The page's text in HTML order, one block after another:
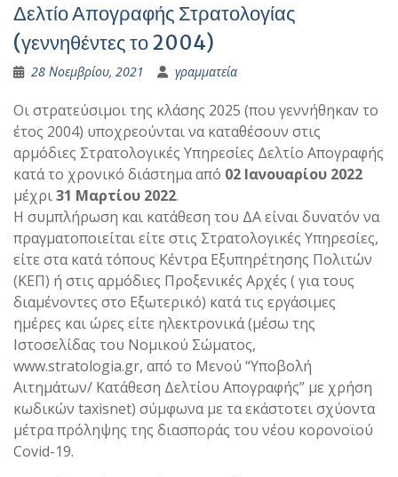
Δελτίο Απογραφής Στρατολογίας
(γεννηθέντες το 2004)
28 Νοεμβρίου, 2021 γραμματεία
Οι στρατεύσιμοι της κλάσης 2025 (που γεννήθηκαν το
έτος 2004) υποχρεούνται να καταθέσουν στις
αρμόδιες Στρατολογικές Υπηρεσίες Δελτίο Απογραφής
κατά το χρονικό διάστημα από 02 Ιανουαρίου 2022
μέχρι31 Μαρτίου 2022.
Η συμπλήρωση και κατάθεση του ΔΑ είναι δυνατόν να
πραγματοποιείται είτε στις Στρατολογικές Υπηρεσίες,
είτε στα κατά τόπους Κέντρα Εξυπηρέτησης Πολιτών
(ΚΕΠ) ή στις αρμόδιες Προξενικές Αρχές ( για τους
διαμένοντες στο Εξωτερικό) κατά τις εργάσιμες
ημέρες και ώρες είτε ηλεκτρονικά (μέσω της
Ιστοσελίδας του Νομικού Σώματος,
www.stratologia.gr, από το Μενού “Υποβολή
Αιτημάτων/ Κατάθεση Δελτίου Απογραφής” με χρήση
κωδικών taxisnet) σύμφωνα με τα εκάστοτει σχύοντα
μέτρα πρόληψης της διασποράς του νέου κορονοϊού
Covid-19.